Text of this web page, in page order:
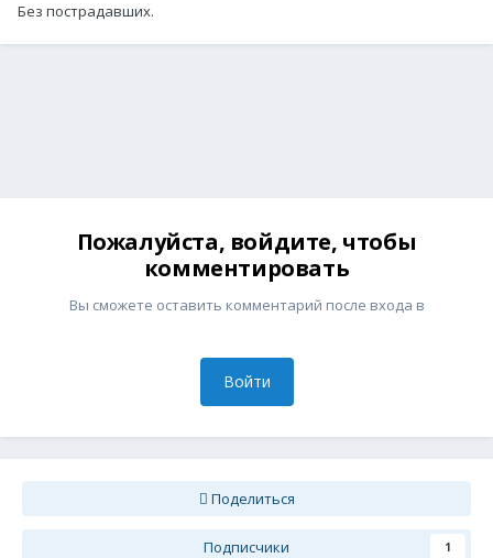
Без пострадавших.
Пожалуйста, войдите, чтобы
комментировать
Вы сможете оставить комментарий после входа в
Войти
Поделиться
Подписчики 1